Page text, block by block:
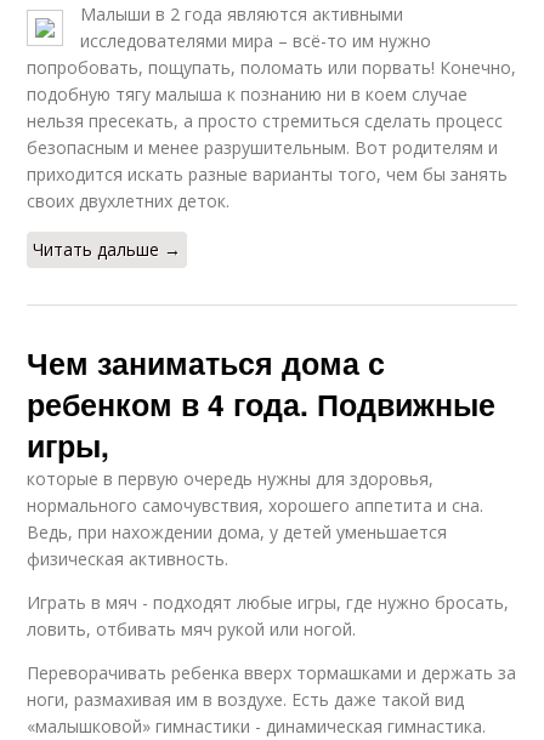
Малыши в 2 года являются активными
исследователями мира – всё-то им нужно
попробовать, пощупать, поломать или порвать! Конечно,
подобную тягу малыша к познанию ни в коем случае
нельзя пресекать, а просто стремиться сделать процесс
безопасным и менее разрушительным. Вот родителям и
приходится искать разные варианты того, чем бы занять
своих двухлетних деток.
Читать дальше →
Чем заниматься дома с
ребенком в 4 года. Подвижные
игры,
которые в первую очередь нужны для здоровья,
нормального самочувствия, хорошего аппетита и сна.
Ведь, при нахождении дома, у детей уменьшается
физическая активность.
Играть в мяч - подходят любые игры, где нужно бросать,
ловить, отбивать мяч рукой или ногой.
Переворачивать ребенка вверх тормашками и держать за
ноги, размахивая им в воздухе. Есть даже такой вид
«малышковой» гимнастики - динамическая гимнастика.